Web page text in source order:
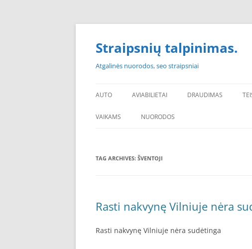
Skip
Straipsnių talpinimas.
Atgalinės nuorodos, seo straipsniai
AUTO AVIABILIETAI DRAUDIMAS
VAIKAMS NUORODOS
PADANGOS PIGIAU
TAG ARCHIVES: ŠVENTOJI
Rasti nakvynę Vilniuje nėra
Rasti nakvynę Vilniuje nėra sudėtinga